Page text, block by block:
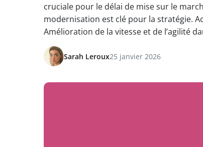
cruciale pour le délai de mise sur le
modernisation est clé pour la stratégie.
Amélioration de la vitesse et de l’agilité
Sarah Leroux25 janvier 2026